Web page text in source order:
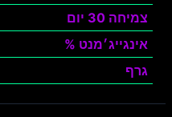
צמיחה 30 יום
אינגייג׳מנט %
גרף